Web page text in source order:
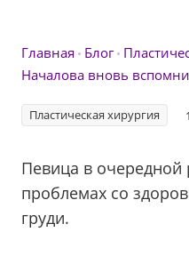
Главная Блог
Началова вновь
Пластическая хирургия
Певица в очередной
проблемах со
груди.